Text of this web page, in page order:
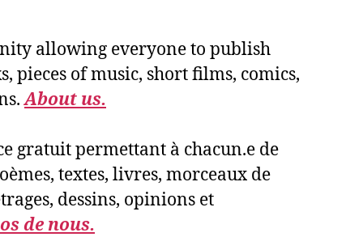
allowing everyone to publish
pieces of music, short films, comics,
About us.
gratuit permettant à chacun.e de
textes, livres, morceaux de
dessins, opinions et
de nous.